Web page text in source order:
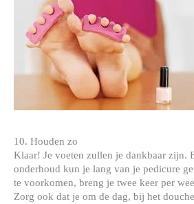
10. Houden zo
Klaar! Je voeten zullen je dankbaar zijn.
onderhoud kun je lang van je pedicure
te voorkomen, breng je twee keer per
Zorg ook dat je om de dag, bij het